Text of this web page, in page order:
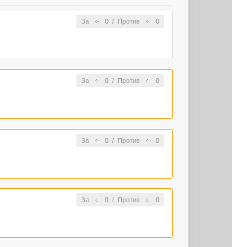
За 0/ Против 0
За 0/ Против 0
За 0/ Против 0
За 0/ Против 0